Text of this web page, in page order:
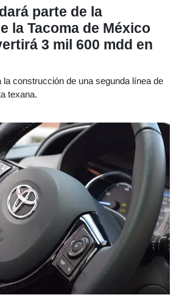
parte de la
la Tacoma de México
3 mil 600 mdd en
construcción de una segunda línea de
texana.